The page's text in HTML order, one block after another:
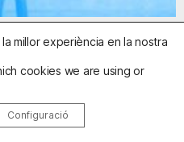
del problema
millor experiència en la nostra
cookies we are using or
Configuració